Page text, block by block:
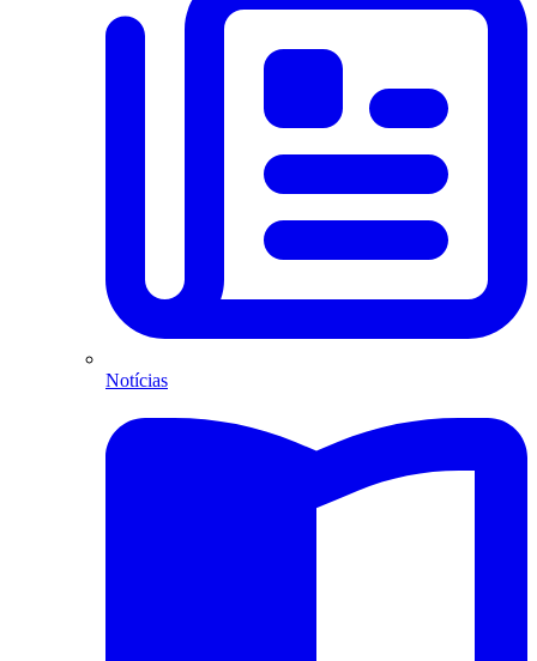
Notícias